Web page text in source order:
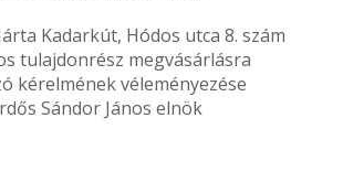
Kadarkút, Hódos utca 8. szám
tulajdonrész megvásárlásra
kérelmének véleményezése
Sándor János elnök